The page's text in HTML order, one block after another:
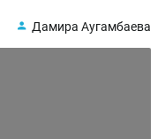
Дамира Аугамбаева